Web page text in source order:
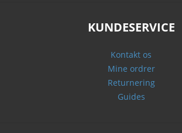
KUNDESERVICE
Kontakt os
Mine ordrer
Returnering
Guides